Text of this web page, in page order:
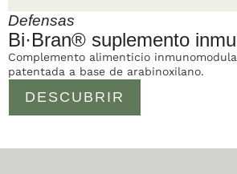
Defensas
Bi·Bran® suplemento
DESCUBRIR
Complemento alimenticio
patentada a base de arabinoxilano.